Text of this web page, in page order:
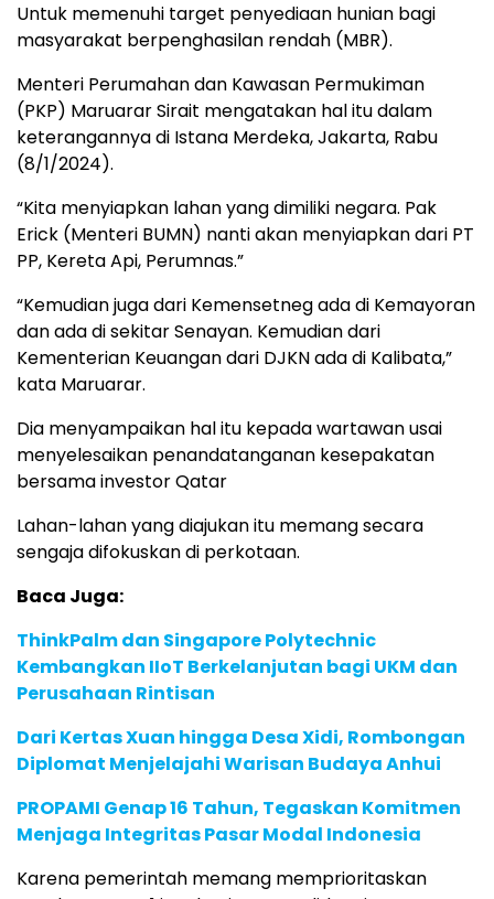
Untuk memenuhi target penyediaan hunian bagi
masyarakat berpenghasilan rendah (MBR).
Menteri Perumahan dan Kawasan Permukiman
(PKP) Maruarar Sirait mengatakan hal itu dalam
keterangannya di Istana Merdeka, Jakarta, Rabu
(8/1/2024).
“Kita menyiapkan lahan yang dimiliki negara. Pak
Erick (Menteri BUMN) nanti akan menyiapkan dari PT
PP, Kereta Api, Perumnas.”
“Kemudian juga dari Kemensetneg ada di Kemayoran
dan ada di sekitar Senayan. Kemudian dari
Kementerian Keuangan dari DJKN ada di Kalibata,”
kata Maruarar.
Dia menyampaikan hal itu kepada wartawan usai
menyelesaikan penandatanganan kesepakatan
bersama investor Qatar
Lahan-lahan yang diajukan itu memang secara
sengaja difokuskan di perkotaan.
Baca Juga:
ThinkPalm dan Singapore Polytechnic
Kembangkan IIoT Berkelanjutan bagi UKM dan
Perusahaan Rintisan
Dari Kertas Xuan hingga Desa Xidi, Rombongan
Diplomat Menjelajahi Warisan Budaya Anhui
PROPAMI Genap 16 Tahun, Tegaskan Komitmen
Menjaga Integritas Pasar Modal Indonesia
Karena pemerintah memang memprioritaskan